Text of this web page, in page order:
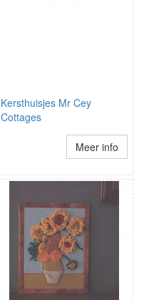
Kersthuisjes Mr Cey
Cottages
Meer info